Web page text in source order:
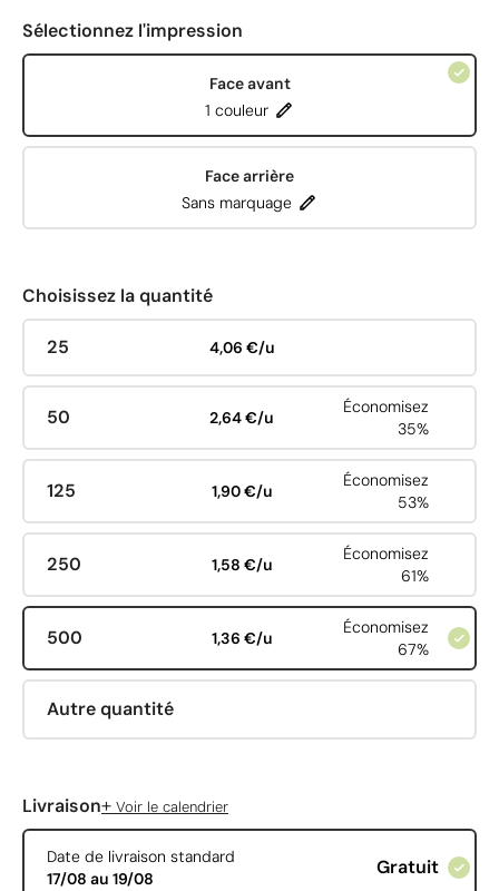
Sélectionnez l'impression
Face avant
1 couleur
Face arrière
Sans marquage
Choisissez la quantité
25 4,06 €/u
50 2,64 €/u
Économisez
35%
125 1,90 €/u
Économisez
53%
250 1,58 €/u
Économisez
61%
500 1,36 €/u
Économisez
67%
Autre quantité
Livraison+ Voir le calendrier
Date de livraison standard
17/08 au 19/08
Gratuit